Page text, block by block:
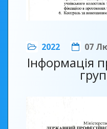
2022 07
Інформація